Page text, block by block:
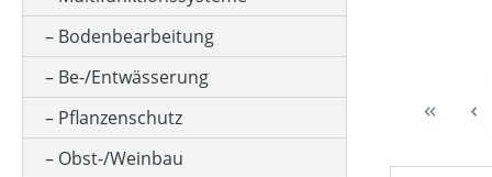
ALPHANUMERISCHE GRÖSSE (BEKLEIDUNG)
ANSAUGLEISTUNG (IN L/MIN)
ARBEITSBREITE (IN CM)
Bodenbearbeitung
Be-/Entwässerung
Pflanzenschutz
Obst-/Weinbau